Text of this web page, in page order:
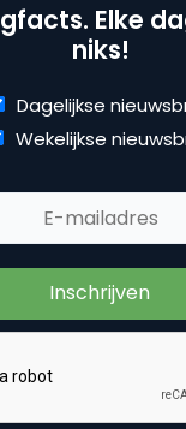
te maken kun je
Deze plugin
Dat scheelt je
.com. Of
je een
Elke
niks!
Dagelijkse
Wekelijkse